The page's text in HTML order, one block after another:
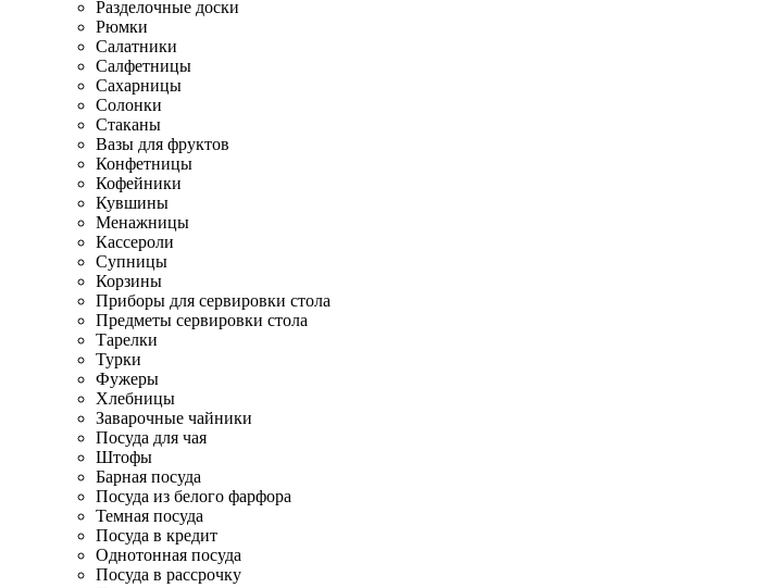
Разделочные доски
Рюмки
Салатники
Салфетницы
Сахарницы
Солонки
Стаканы
Вазы для фруктов
Конфетницы
Кофейники
Кувшины
Менажницы
Кассероли
Супницы
Корзины
Приборы для сервировки стола
Предметы сервировки стола
Тарелки
Турки
Фужеры
Хлебницы
Заварочные чайники
Посуда для чая
Штофы
Барная посуда
Посуда из белого фарфора
Темная посуда
Посуда в кредит
Однотонная посуда
Посуда в рассрочку